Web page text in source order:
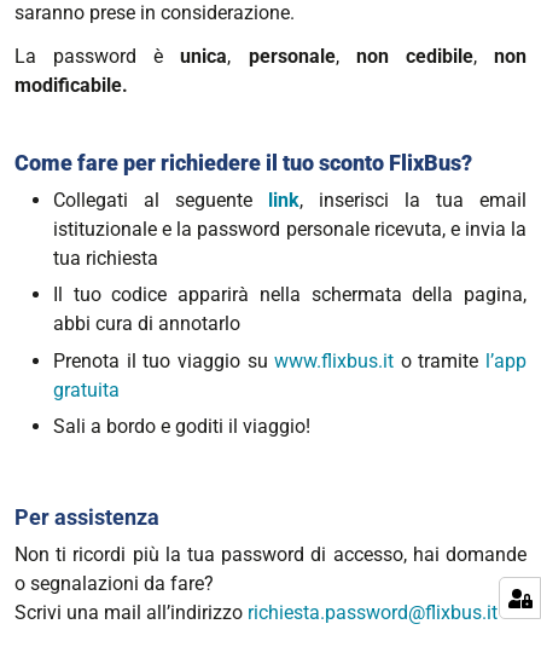
saranno prese in considerazione.
La password èunica, personale, non cedibile,non
modificabile.
Come fare per richiedere il tuo sconto FlixBus?
Collegati al seguente link, inserisci la tua email
istituzionale e la password personale ricevuta, e invia la
tua richiesta
Il tuo codice apparirà nella schermata della pagina,
abbi cura di annotarlo
Prenota il tuo viaggio suwww.flixbus.it o tramite l’app
gratuita
Sali a bordo e goditi il viaggio!
Per assistenza
Non ti ricordi più la tua password di accesso, hai domande
o segnalazioni da fare?
Scrivi una mail all’indirizzo richiesta.password@flixbus.it